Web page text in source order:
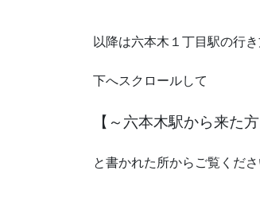
以降は六本木１丁目駅の行き
下へスクロールして
【～六本木駅から来た
と書かれた所からご覧くださ